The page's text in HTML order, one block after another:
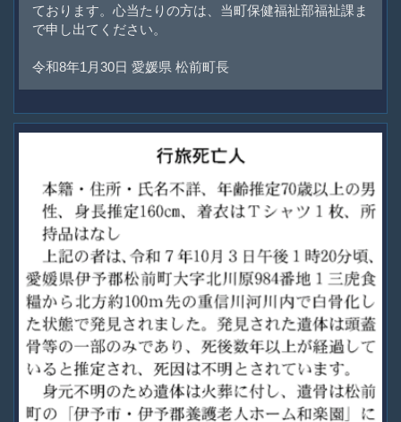
ております。心当たりの方は、当町保健福祉部福祉課ま
で申し出てください。
令和8年1月30日 愛媛県 松前町長